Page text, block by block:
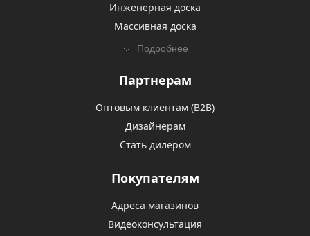
Инженерная доска
Массивная доска
Подробнее
Партнерам
Оптовым клиентам (В2В)
Дизайнерам
Стать дилером
Покупателям
Адреса магазинов
Видеоконсультация